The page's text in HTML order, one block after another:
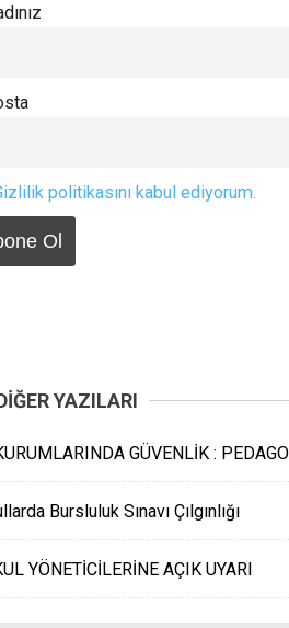
politikasını kabul ediyorum.
YAZILARI
GÜVENLİK :
Bursluluk Sınavı Çılgınlığı
YÖNETİCİLERİNE AÇIK UYARI